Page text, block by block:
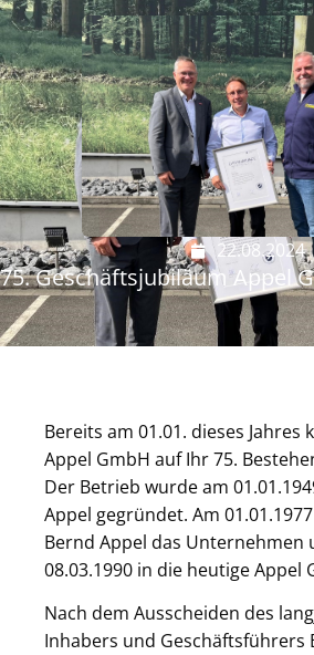
22.08.2024
75. Geschäftsjubiläum Appel
Bereits am 01.01. dieses Jahres
Appel GmbH auf Ihr 75.
Der Betrieb wurde am
Appel gegründet. Am
Bernd Ap­pel das Unternehmen
08.03.1990 in die heutige Appel
Nach dem Ausscheiden des
Inhabers und Geschäftsführers